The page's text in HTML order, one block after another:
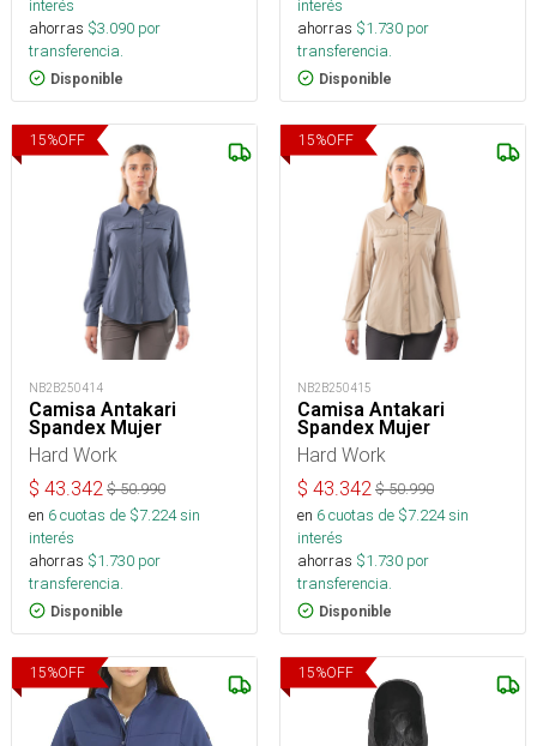
interés
ahorras $3.090 por
transferencia.
Disponible
interés
ahorras $1.730 por
transferencia.
Disponible
15%OFF
NB2B250414
Camisa Antakari
Spandex Mujer
Hard Work
$ 43.342 $50.990
en 6cuotas de $7.224sin
interés
ahorras $1.730 por
transferencia.
Disponible
15%OFF
NB2B250415
Camisa Antakari
Spandex Mujer
Hard Work
$ 43.342 $50.990
en 6cuotas de $7.224sin
interés
ahorras $1.730 por
transferencia.
Disponible
15%OFF 15%OFF